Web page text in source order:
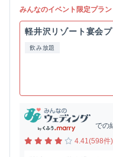
みんなのイベント限定プラン
軽井沢リゾート宴会
飲み放題
での
4.41(598件)